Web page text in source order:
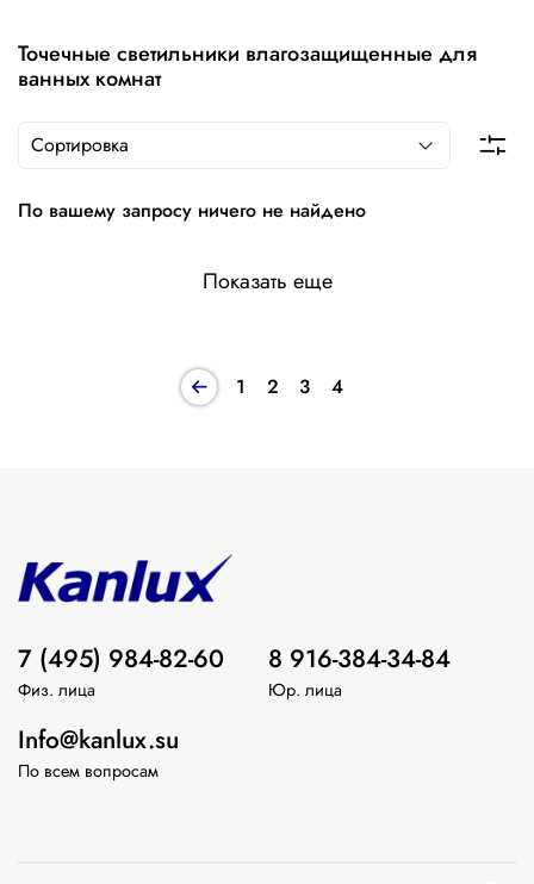
Точечные светильники влагозащищенные для
ванных комнат
По вашему запросу ничего не найдено
Показать еще
1 2 3 4
7 (495) 984-82-60
Физ. лица
8 916-384-34-84
Юр. лица
Info@kanlux.su
По всем вопросам